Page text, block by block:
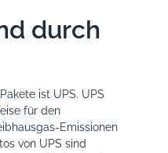
durch
ist UPS. UPS
für den
Emissionen
von UPS sind